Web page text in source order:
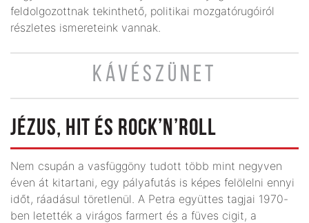
feldolgozottnak tekinthető, politikai mozgatórugóiról
részletes ismereteink vannak.
KÁVÉSZÜNET
JÉZUS, HIT ÉS ROCK’N’ROLL
Nem csupán a vasfüggöny tudott több mint negyven
éven át kitartani, egy pályafutás is képes felölelni ennyi
időt, ráadásul töretlenül. A Petra együttes tagjai 1970-
ben letették a virágos farmert és a füves cigit, a